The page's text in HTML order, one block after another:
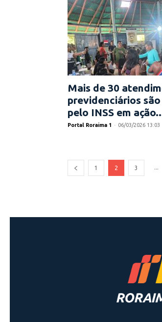
Mais de 30
previdenciários
pelo INSS em
Portal Roraima 1 - 06/03/2026 13:03
1 2 3 ...